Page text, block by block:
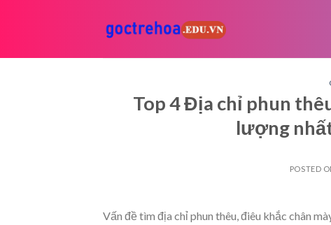
Top 4 Địa chỉ phun
lượng
POSTED
Vấn đề tìm địa chỉ phun thêu, điêu khắc chân